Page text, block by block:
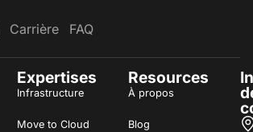
Carrière FAQ
Expertises
Infrastructure
Move to Cloud
Resources
À propos
Blog